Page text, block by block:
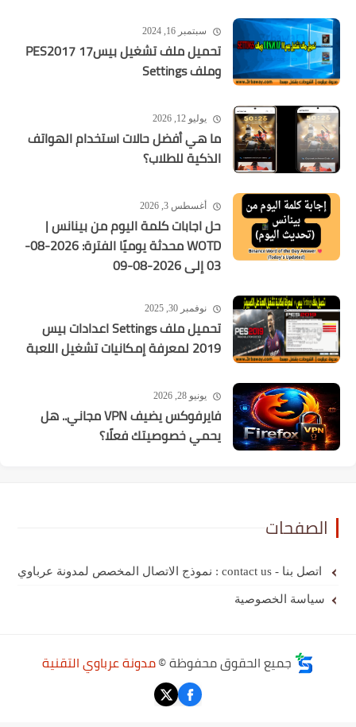
سبتمبر 16, 2024
تحميل ملف تشغيل بيس17 PES2017
وملف Settings
يوليو 12, 2026
ما هي أفضل حالات استخدام الهواتف
الذكية للطلاب؟
أغسطس 3, 2026
حل اجابات كلمة اليوم من بينانس |
WOTD محدثة يوميًا الفترة: 2026-08-
03 إلى 2026-08-09
نوفمبر 30, 2025
تحميل ملف Settings اعدادات بيس
2019 لمعرفة إمكانيات تشغيل اللعبة
يونيو 28, 2026
فايرفوكس يضيف VPN مجاني.. هل
يحمي خصوصيتك فعلًا؟
الصفحات
اتصل بنا - contact us : نموذج الاتصال المخصص لمدونة عرباوي
سياسة الخصوصية
جميع الحقوق محفوظة ©مدونة عرباوي التقنية